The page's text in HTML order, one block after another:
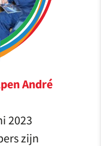
André
2023
zijn